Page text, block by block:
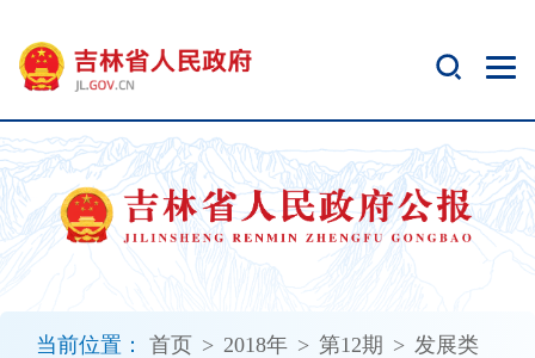
当前位置： 首页 > 2018年 > 第12期 > 发展类
开
无
障
碍
说
明